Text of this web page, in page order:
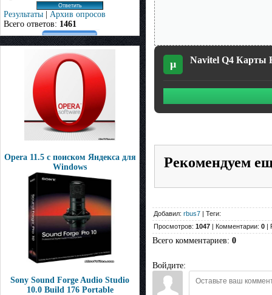
Результаты | Архив опросов
Всего ответов: 1461
Opera 11.5 с поиском Яндекса для
Windows
Sony Sound Forge Audio Studio
10.0 Build 176 Portable
µ Navitel Q4 Карты
Рекомендуем
Добавил: rbus7 | Теги:
Просмотров: 1047 | Комментарии: 0 |
Всего комментариев: 0
Войдите: